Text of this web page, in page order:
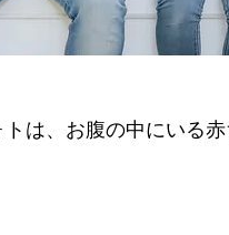
は、お腹の中にいる